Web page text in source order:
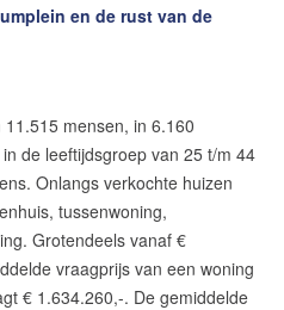
en de rust van de
mensen, in 6.160
de leeftijdsgroep van 25 t/m 44
Onlangs verkochte huizen
tussenwoning,
Grotendeels vanaf €
vraagprijs van een woning
€ 1.634.260,-. De gemiddelde